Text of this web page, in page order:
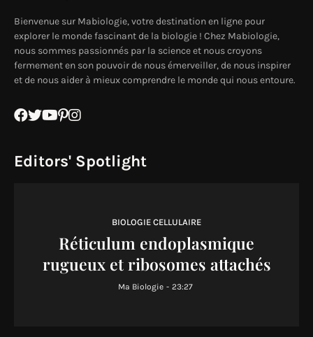
Bienvenue sur Mabiologie, votre destination en ligne pour
explorer le monde fascinant de la biologie ! Chez Mabiologie,
nous sommes passionnés par la science et nous croyons
fermement en son pouvoir de nous émerveiller, de nous inspirer
et de nous aider à mieux comprendre le monde qui nous entoure.
Editors' Spotlight
BIOLOGIE CELLULAIRE
Réticulum endoplasmique
rugueux et ribosomes attachés
Ma Biologie - 23:27